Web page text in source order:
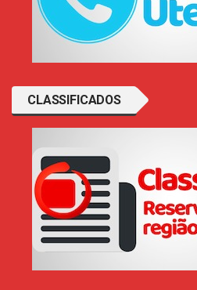
CLASSIFICADOS